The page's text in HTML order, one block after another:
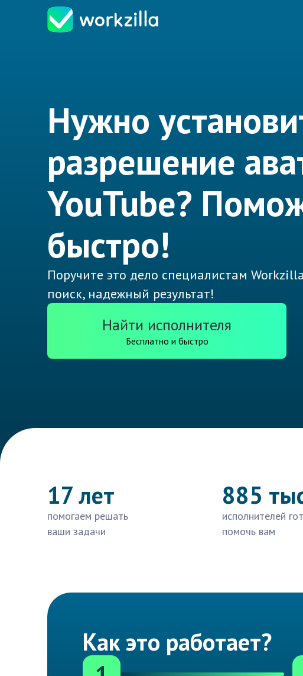
Нужно
разрешение
YouTube?
быстро!
Поручите это дело специалистам
поиск, надежный результат!
Найти исполнителя
Бесплатно и быстро
17 лет
помогаем решать
ваши задачи
885
исполнителей
помочь вам
Как это работает?